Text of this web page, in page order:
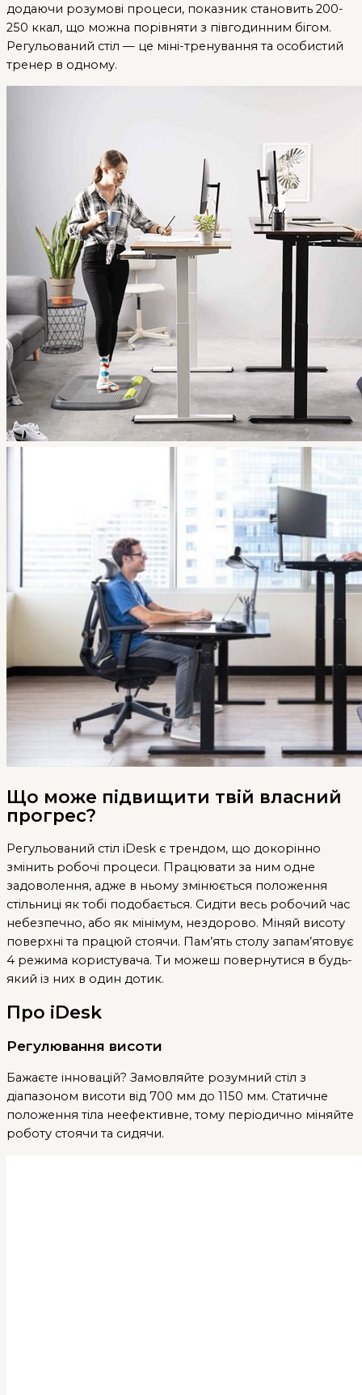
додаючи розумові процеси, показник становить 200-
250 ккал, що можна порівняти з півгодинним бігом.
Регульований стіл — це міні-тренування та особистий
тренер в одному.
Що може підвищити твій власний
прогрес?
Регульований стіл iDesk є трендом, що докорінно
змінить робочі процеси. Працювати за ним одне
задоволення, адже в ньому змінюється положення
стільниці як тобі подобається. Сидіти весь робочий час
небезпечно, або як мінімум, нездорово. Міняй висоту
поверхні та працюй стоячи. Пам’ять столу запам’ятовує
4 режима користувача. Ти можеш повернутися в будь-
який із них в один дотик.
Про iDesk
Регулювання висоти
Бажаєте інновацій? Замовляйте розумний стіл з
діапазоном висоти від 700 мм до 1150 мм. Статичне
положення тіла неефективне, тому періодично міняйте
роботу стоячи та сидячи.